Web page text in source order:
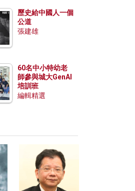
歷史給中國人一個
公道
張建雄
60名中小特幼老
師參與城大GenAI
培訓班
編輯精選